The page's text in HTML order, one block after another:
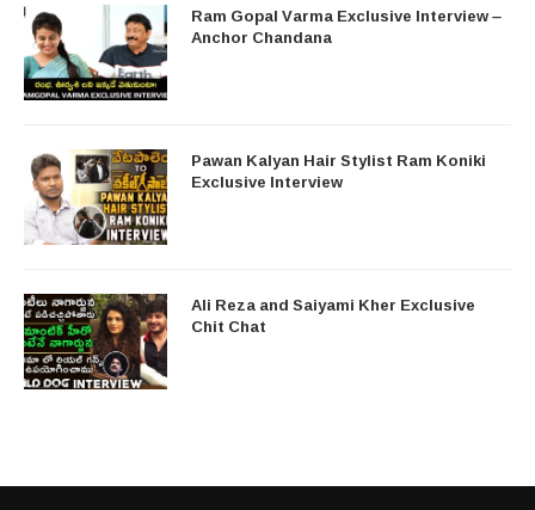
Ram Gopal Varma Exclusive Interview –
Anchor Chandana
Pawan Kalyan Hair Stylist Ram Koniki
Exclusive Interview
Ali Reza and Saiyami Kher Exclusive
Chit Chat